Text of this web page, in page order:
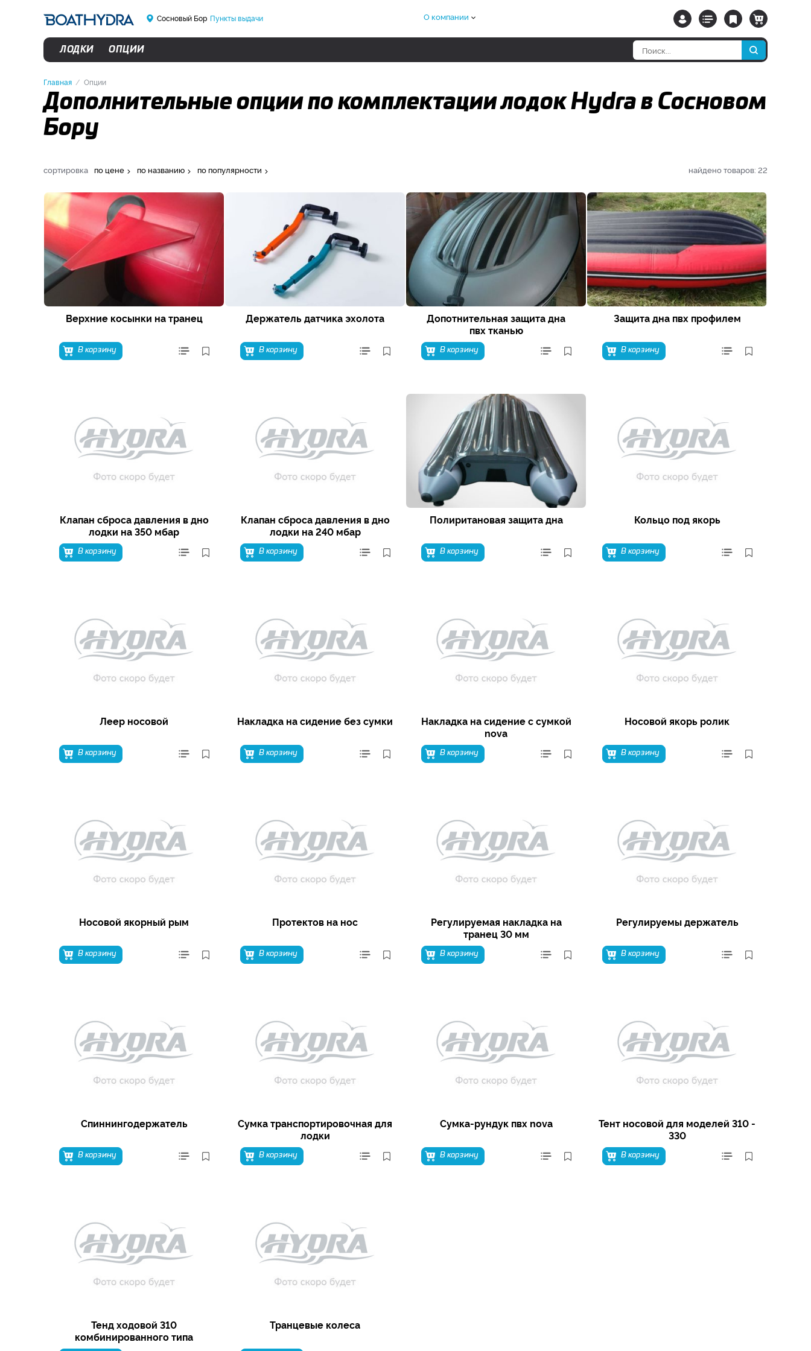
Сосновый Бор Пункты выдачи О компании
ЛОДКИ ОПЦИИ
Главная Опции
Дополнительные опции по комплектации лодок Hydra в Сосновом
Бору
сортировка по цене по названию по популярности найдено товаров: 22
Верхние косынки на транец
В корзину
Держатель датчика эхолота
В корзину
Допотнительная защита дна
пвх тканью
В корзину
Защита дна пвх профилем
В корзину
Клапан сброса давления в дно
лодки на 350 мбар
В корзину
Клапан сброса давления в дно
лодки на 240 мбар
В корзину
Полиритановая защита дна
В корзину
Кольцо под якорь
В корзину
Леер носовой
В корзину
Накладка на сидение без сумки
В корзину
Накладка на сидение с сумкой
nova
В корзину
Носовой якорь ролик
В корзину
Носовой якорный рым
В корзину
Протектов на нос
В корзину
Регулируемая накладка на
транец 30 мм
В корзину
Регулируемы держатель
В корзину
Спиннингодержатель
В корзину
Сумка транспортировочная для
лодки
В корзину
Сумка-рундук пвх nova
В корзину
Тент носовой для моделей 310 -
330
В корзину
Тенд ходовой 310
комбинированного типа
Транцевые колеса